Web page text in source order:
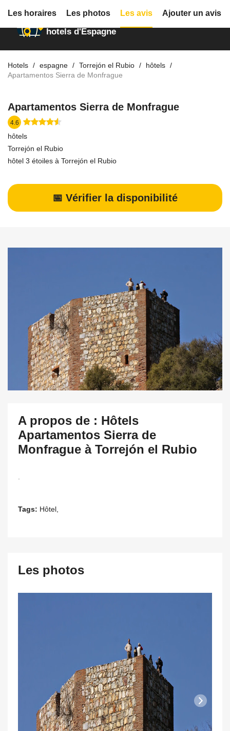
Annuaire des
hotels d'Espagne
Hotels espagne Torrejón el Rubio
hôtels
Apartamentos Sierra de Monfrague
Apartamentos Sierra de Monfrague
4.6
hôtels
Torrejón el Rubio
hôtel 3 étoiles à Torrejón el Rubio
📅 Vérifier la disponibilité
Les horaires Les photos Les avis Ajouter un avis
A propos de : Hôtels
Apartamentos Sierra de
Monfrague à Torrejón el Rubio
Tags: Hôtel,
Les photos